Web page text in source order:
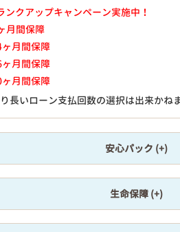
クアップキャンペーン実施中！
月間保障
月間保障
月間保障
月間保障
長いローン支払回数の選択は出来かね
安心パック
生命保障